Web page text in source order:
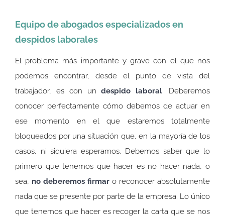
Equipo de abogados especializados en
despidos laborales
El problema más importante y grave con el que nos
podemos encontrar, desde el punto de vista del
trabajador, es con undespido laboral. Deberemos
conocer perfectamente cómo debemos de actuar en
ese momento en el que estaremos totalmente
bloqueados por una situación que, en la mayoría de los
casos, ni siquiera esperamos. Debemos saber que lo
primero que tenemos que hacer es no hacer nada, o
sea, no deberemos firmar o reconocer absolutamente
nada que se presente por parte de la empresa. Lo único
que tenemos que hacer es recoger la carta que se nos